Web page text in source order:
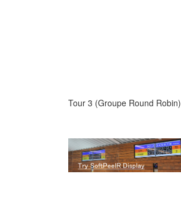
Tour 3 (Groupe Round Robin)